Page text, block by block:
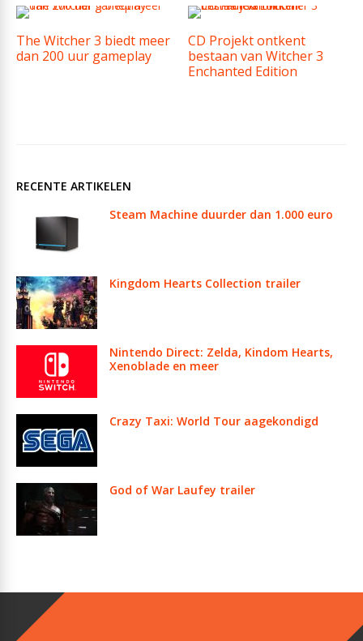
The Witcher 3 biedt meer
dan 200 uur gameplay
CD Projekt ontkent
bestaan van Witcher 3
Enchanted Edition
RECENTE ARTIKELEN
Steam Machine duurder dan 1.000 euro
Kingdom Hearts Collection trailer
Nintendo Direct: Zelda, Kindom Hearts,
Xenoblade en meer
Crazy Taxi: World Tour aagekondigd
God of War Laufey trailer